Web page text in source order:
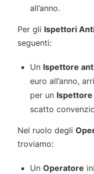
all’anno.
Per gli Ispettori
seguenti:
Un Ispettore
euro all’anno,
per un
scatto
Nel ruolo degli
troviamo:
Un Operatore